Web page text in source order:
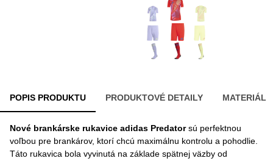
POPIS PRODUKTU PRODUKTOVÉ DETAILY MATERIÁL
Nové brankárske rukavice adidas Predatorsú perfektnou
voľbou pre brankárov, ktorí chcú maximálnu kontrolu a pohodlie.
Táto rukavica bola vyvinutá na základe spätnej väzby od